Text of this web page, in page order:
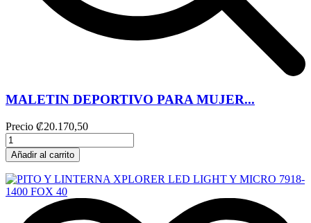
MALETIN DEPORTIVO PARA MUJER...
Precio ₡20.170,50
Añadir al carrito